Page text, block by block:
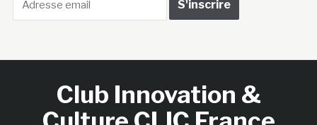
Club Innovation &